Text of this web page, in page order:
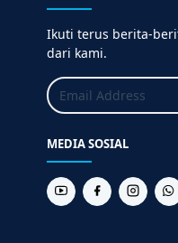
Ikuti terus berita-
dari kami.
MEDIA SOSIAL